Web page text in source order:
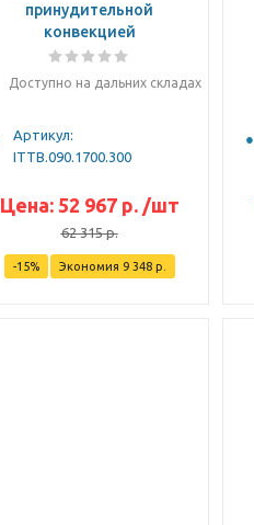
принудительной
конвекцией
Доступно на дальних складах
Артикул:
ITTB.090.1700.300
Цена: 52 967р. /шт
62 315р.
-15% Экономия 9 348р.